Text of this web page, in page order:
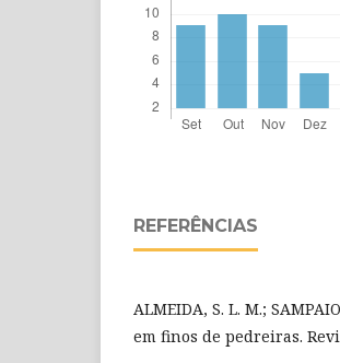
REFERÊNCIAS
ALMEIDA, S. L. M.;
em finos de pedreiras.